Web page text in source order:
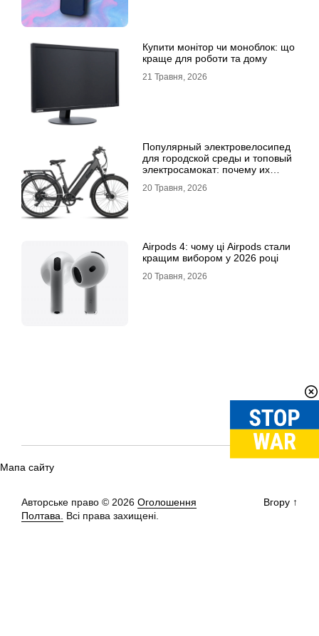
Купити монітор чи моноблок: що
краще для роботи та дому
21 Травня, 2026
Популярный электровелосипед
для городской среды и топовый
электросамокат: почему их
20 Травня, 2026
Airpods 4: чому ці Airpods стали
кращим вибором у 2026 році
20 Травня, 2026
Мапа сайту
Авторське право © 2026 Оголошення
Полтава. Всі права захищені.
Вгору ↑